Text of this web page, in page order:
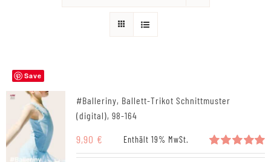
Save
#Balleriny, Ballett-Trikot Schnittmuster
(digital), 98-164
Bewertet
9,90 € Enthält 19% MwSt.